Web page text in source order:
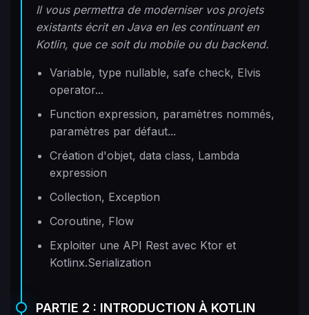
Il vous permettra de moderniser vos projets
existants écrit en Java en les continuant en
Kotlin, que ce soit du mobile ou du backend.
Variable, type nullable, safe check, Elvis
operator...
Function expression, paramètres nommés,
paramètres par défaut...
Création d'objet, data class, Lambda
expression
Collection, Exception
Coroutine, Flow
Exploiter une API Rest avec Ktor et
Kotlinx.Serialization
PARTIE 2 : INTRODUCTION À KOTLIN